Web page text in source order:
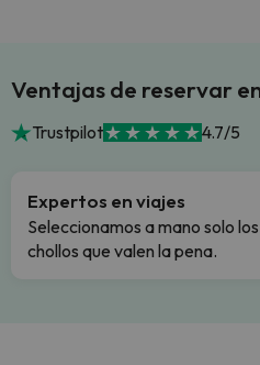
Ventajas de reservar
Trustpilot 4.7/5
Expertos en viajes
Seleccionamos a mano solo los
chollos que valen la pena.